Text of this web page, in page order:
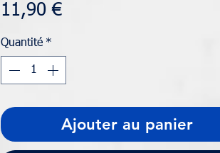
11,90 €Prix
Quantité *
Ajouter au panier